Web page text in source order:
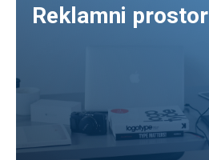
Reklamni prostor